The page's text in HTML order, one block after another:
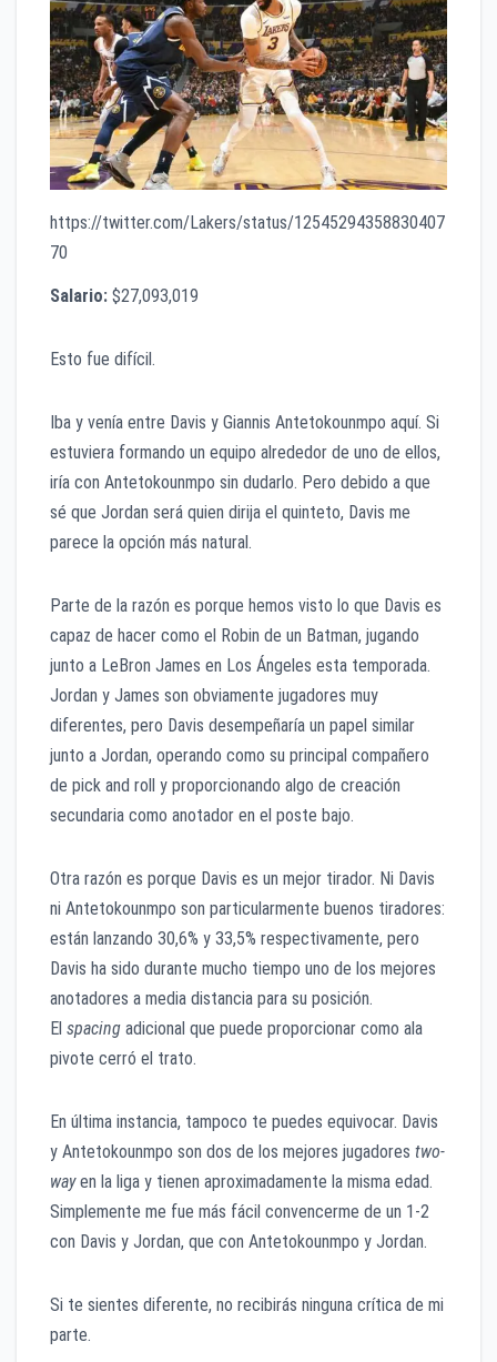
https://twitter.com/Lakers/status/12545294358830407
70
Salario: $27,093,019
Esto fue difícil.
Iba y venía entre Davis y Giannis Antetokounmpo aquí. Si
estuviera formando un equipo alrededor de uno de ellos,
iría con Antetokounmpo sin dudarlo. Pero debido a que
sé que Jordan será quien dirija el quinteto, Davis me
parece la opción más natural.
Parte de la razón es porque hemos visto lo que Davis es
capaz de hacer como el Robin de un Batman, jugando
junto a LeBron James en Los Ángeles esta temporada.
Jordan y James son obviamente jugadores muy
diferentes, pero Davis desempeñaría un papel similar
junto a Jordan, operando como su principal compañero
de pick and roll y proporcionando algo de creación
secundaria como anotador en el poste bajo.
Otra razón es porque Davis es un mejor tirador. Ni Davis
ni Antetokounmpo son particularmente buenos tiradores:
están lanzando 30,6% y 33,5% respectivamente, pero
Davis ha sido durante mucho tiempo uno de los mejores
anotadores a media distancia para su posición.
El spacing adicional que puede proporcionar como ala
pivote cerró el trato.
En última instancia, tampoco te puedes equivocar. Davis
y Antetokounmpo son dos de los mejores jugadores two-
wayen la liga y tienen aproximadamente la misma edad.
Simplemente me fue más fácil convencerme de un 1-2
con Davis y Jordan, que con Antetokounmpo y Jordan.
Si te sientes diferente, no recibirás ninguna crítica de mi
parte.